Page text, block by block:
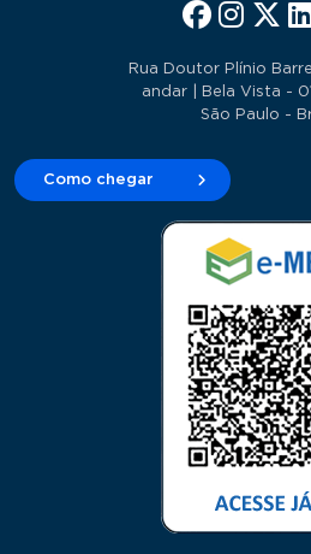
Rua Doutor Plínio
andar | Bela Vista -
São Paulo -
Como chegar